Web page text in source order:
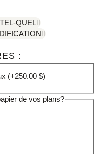
QUEL
:
(+250.00$)
de vos plans?